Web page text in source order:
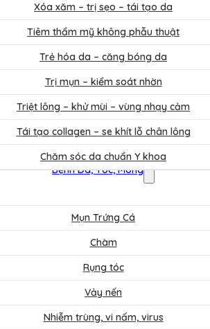
Xóa xăm – trị sẹo – tái tạo da
Tiêm thẩm mỹ không phẫu thuật
Trẻ hóa da – căng bóng da
Trị mụn – kiểm soát nhờn
Triệt lông – khử mùi – vùng nhạy cảm
Tái tạo collagen – se khít lỗ chân lông
Chăm sóc da chuẩn Y khoa
Bệnh Da, Tóc, Móng
Mụn Trứng Cá
Chàm
Rụng tóc
Vảy nến
Nhiễm trùng, vi nấm, virus